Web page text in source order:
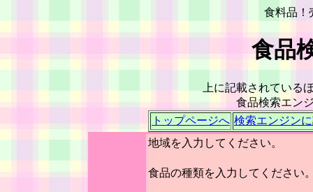
食料品！
食品
上に記載されている
食品検索エン
トップページへ 検索エンジン
地域を入力してくだ
食品の種類を入力してくだ